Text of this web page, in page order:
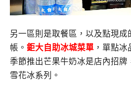
另一區則是取餐區，以及點現
帳。 鉅大自助冰城菜單 ，單點冰
季節推出芒果牛奶冰是店內招牌
雪花冰系列。